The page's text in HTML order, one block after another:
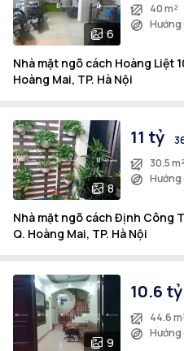
6
40 m²
Hướng
Nhà mặt ngõ cách Hoàng Liệt
Hoàng Mai, TP. Hà Nội
8
11 tỷ
30.5 m²
Hướng
Nhà mặt ngõ cách Định Công
Q. Hoàng Mai, TP. Hà Nội
9
10.6 tỷ
44.6
Hướng